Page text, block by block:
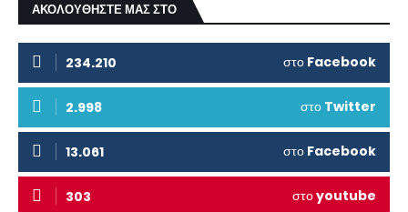
ΑΚΟΛΟΥΘΗΣΤΕ ΜΑΣ ΣΤΟ
234.210 στο Facebook
2.998 στο Twitter
13.061 στο Facebook
303 στοyoutube